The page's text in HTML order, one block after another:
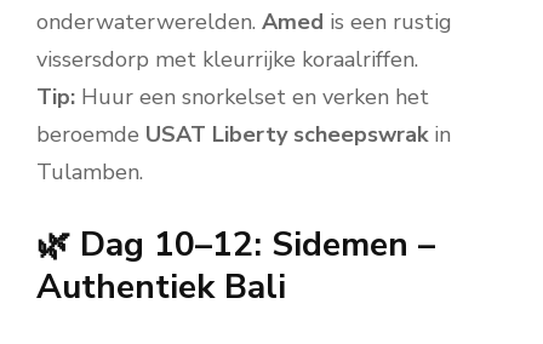
onderwaterwerelden. Amed is een rustig
vissersdorp met kleurrijke koraalriffen.
Tip: Huur een snorkelset en verken het
beroemde USAT Liberty scheepswrakin
Tulamben.
🌿 Dag 10–12: Sidemen –
Authentiek Bali